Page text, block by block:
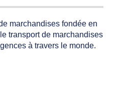
marchandises fondée en
transport de marchandises
à travers le monde.